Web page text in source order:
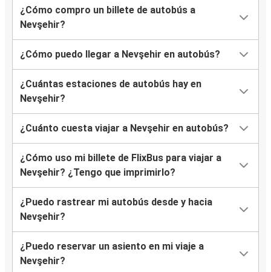
¿Cómo compro un billete de autobús a
Nevşehir?
¿Cómo puedo llegar a Nevşehir en autobús?
¿Cuántas estaciones de autobús hay en
Nevşehir?
¿Cuánto cuesta viajar a Nevşehir en autobús?
¿Cómo uso mi billete de FlixBus para viajar a
Nevşehir? ¿Tengo que imprimirlo?
¿Puedo rastrear mi autobús desde y hacia
Nevşehir?
¿Puedo reservar un asiento en mi viaje a
Nevşehir?